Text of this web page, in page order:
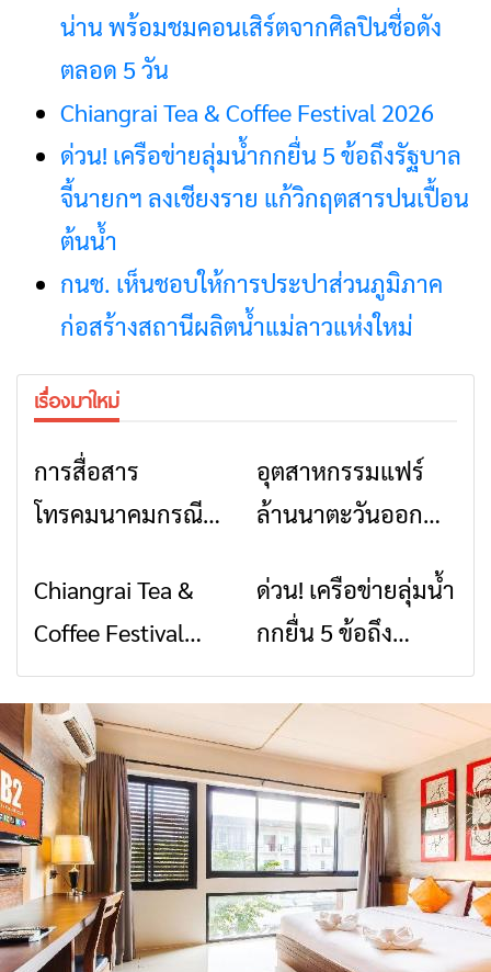
น่าน พร้อมชมคอนเสิร์ตจากศิลปินชื่อดัง
ตลอด 5 วัน
Chiangrai Tea & Coffee Festival 2026
ด่วน! เครือข่ายลุ่มน้ำกกยื่น 5 ข้อถึงรัฐบาล
จี้นายกฯ ลงเชียงราย แก้วิกฤตสารปนเปื้อน
ต้นน้ำ
กนช. เห็นชอบให้การประปาส่วนภูมิภาค
ก่อสร้างสถานีผลิตน้ำแม่ลาวแห่งใหม่
เรื่องมาใหม่
การสื่อสาร
โทรคมนาคมกรณีภัย
สัญญาณขาด การ
สื่อสารต้องไม่หยุด
ข่าวเชียงราย
อุตสาหกรรมแฟร์
ล้านนาตะวันออก
สินค้าเด่น และเสน่ห์
วัฒนธรรมจาก 4
จังหวัด เชียงราย
พะเยา แพร่ และ
น่าน พร้อมชม
คอนเสิร์ตจากศิลปิน
ชื่อดังตลอด 5 วัน
ข่าวเชียงราย
Chiangrai Tea &
Coffee Festival
2026
ข่าวเชียงราย
ด่วน! เครือข่ายลุ่มน้ำ
กกยื่น 5 ข้อถึง
รัฐบาล จี้นายกฯ ลง
เชียงราย แก้วิกฤต
สารปนเปื้อนต้นน้ำ